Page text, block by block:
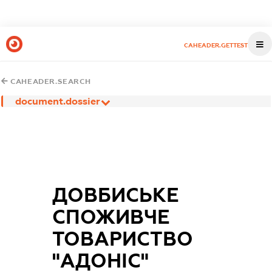
CAHEADER.GETTEST
CAHEADER.SEARCH
document.dossier
ДОВБИСЬКЕ
СПОЖИВЧЕ
ТОВАРИСТВО
"АДОНІС"